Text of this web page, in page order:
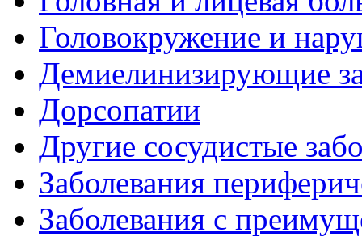
Головокружение и
Демиелинизирующие
Дорсопатии
Другие сосудистые
Заболевания
Заболевания с